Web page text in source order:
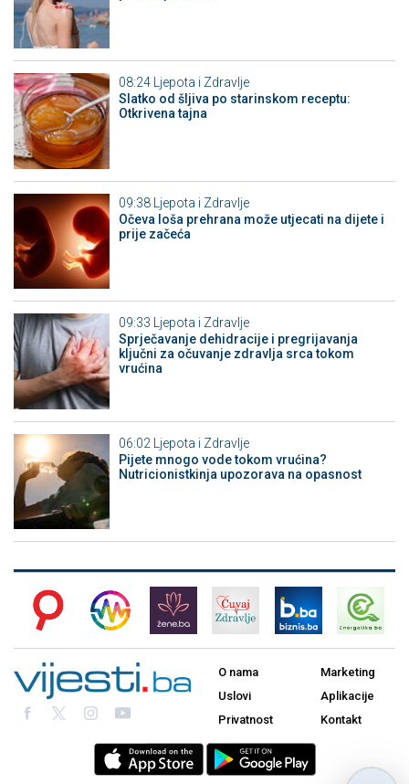
08:24
Ljepota i Zdravlje
Slatko od šljiva po starinskom receptu:
Otkrivena tajna
09:38 Ljepota i Zdravlje
Očeva loša prehrana može utjecati na dijete i
prije začeća
09:33
Ljepota i Zdravlje
Sprječavanje dehidracije i pregrijavanja
ključni za očuvanje zdravlja srca tokom
vrućina
06:02 Ljepota i Zdravlje
Pijete mnogo vode tokom vrućina?
Nutricionistkinja upozorava na opasnost
O nama
Uslovi
Privatnost
Marketing
Aplikacije
Kontakt